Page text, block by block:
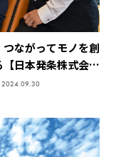
ながってモノを創
日本発条株式会社
2024.09.30